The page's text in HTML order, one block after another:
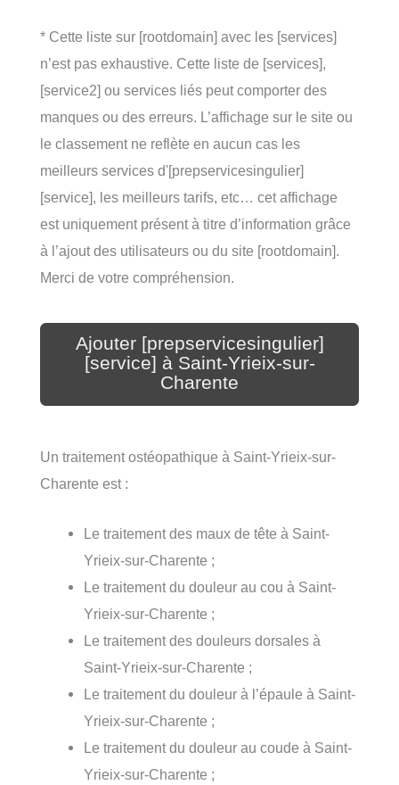
* Cette liste sur [rootdomain] avec les [services]
n’est pas exhaustive. Cette liste de [services],
[service2] ou services liés peut comporter des
manques ou des erreurs. L’affichage sur le site ou
le classement ne reflète en aucun cas les
meilleurs services d'[prepservicesingulier]
[service], les meilleurs tarifs, etc… cet affichage
est uniquement présent à titre d’information grâce
à l’ajout des utilisateurs ou du site [rootdomain].
Merci de votre compréhension.
Ajouter [prepservicesingulier]
[service] à Saint-Yrieix-sur-
Charente
Un traitement ostéopathique à Saint-Yrieix-sur-
Charente est :
Le traitement des maux de tête à Saint-
Yrieix-sur-Charente ;
Le traitement du douleur au cou à Saint-
Yrieix-sur-Charente ;
Le traitement des douleurs dorsales à
Saint-Yrieix-sur-Charente ;
Le traitement du douleur à l’épaule à Saint-
Yrieix-sur-Charente ;
Le traitement du douleur au coude à Saint-
Yrieix-sur-Charente ;